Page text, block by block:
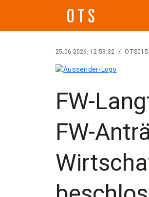
25.06.2026, 12:53:32 /
FW-
FW-